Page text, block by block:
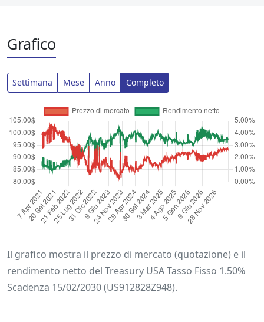
Grafico
Settimana Mese Anno Completo
Il grafico mostra il prezzo di mercato (quotazione) e il
rendimento netto del Treasury USA Tasso Fisso 1.50%
Scadenza 15/02/2030 (US912828Z948).